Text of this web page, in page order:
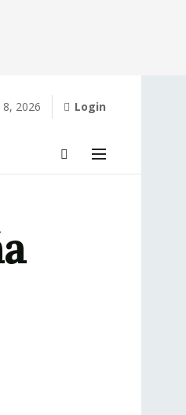
2026 Login